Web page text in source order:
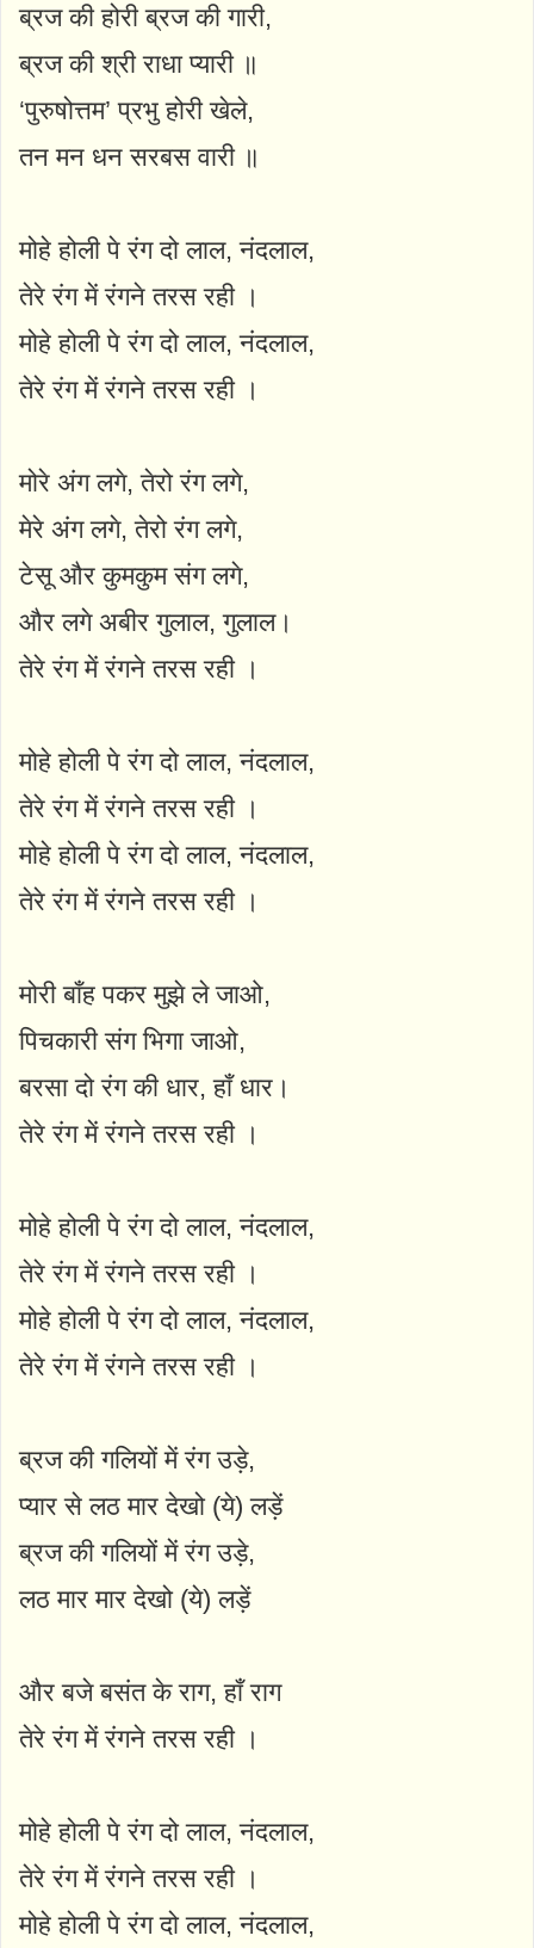
ब्रज की होरी ब्रज की गारी,
ब्रज की श्री राधा प्यारी ॥
‘पुरुषोत्तम’ प्रभु होरी खेले,
तन मन धन सरबस वारी ॥
मोहे होली पे रंग दो लाल, नंदलाल,
तेरे रंग में रंगने तरस रही ।
मोहे होली पे रंग दो लाल, नंदलाल,
तेरे रंग में रंगने तरस रही ।
मोरे अंग लगे, तेरो रंग लगे,
मेरे अंग लगे, तेरो रंग लगे,
टेसू और कुमकुम संग लगे,
और लगे अबीर गुलाल, गुलाल।
तेरे रंग में रंगने तरस रही ।
मोहे होली पे रंग दो लाल, नंदलाल,
तेरे रंग में रंगने तरस रही ।
मोहे होली पे रंग दो लाल, नंदलाल,
तेरे रंग में रंगने तरस रही ।
मोरी बाँह पकर मुझे ले जाओ,
पिचकारी संग भिगा जाओ,
बरसा दो रंग की धार, हाँ धार।
तेरे रंग में रंगने तरस रही ।
मोहे होली पे रंग दो लाल, नंदलाल,
तेरे रंग में रंगने तरस रही ।
मोहे होली पे रंग दो लाल, नंदलाल,
तेरे रंग में रंगने तरस रही ।
ब्रज की गलियों में रंग उड़े,
प्यार से लठ मार देखो (ये) लड़ें
ब्रज की गलियों में रंग उड़े,
लठ मार मार देखो (ये) लड़ें
और बजे बसंत के राग, हाँ राग
तेरे रंग में रंगने तरस रही ।
मोहे होली पे रंग दो लाल, नंदलाल,
तेरे रंग में रंगने तरस रही ।
मोहे होली पे रंग दो लाल, नंदलाल,